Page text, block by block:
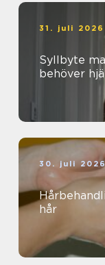
31. juli 2026
Syllbyte malmö när
behöver
30. juli
Hårbehandlingar så väljer
hår